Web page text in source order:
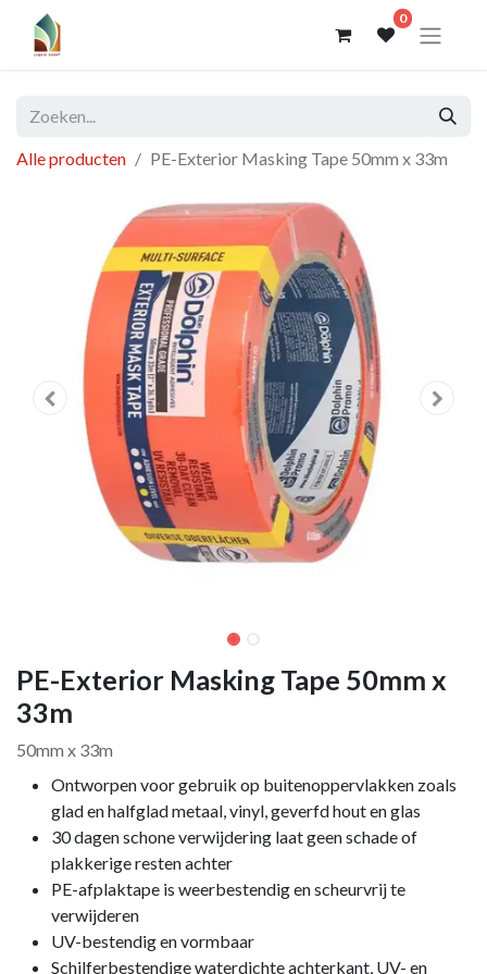
0
Alle producten PE-Exterior Masking Tape 50mm x 33m
PE-Exterior Masking Tape 50mm x
33m
50mm x 33m
Ontworpen voor gebruik op buitenoppervlakken zoals
glad en halfglad metaal, vinyl, geverfd hout en glas
30 dagen schone verwijdering laat geen schade of
plakkerige resten achter
PE-afplaktape is weerbestendig en scheurvrij te
verwijderen
UV-bestendig en vormbaar
Schilferbestendige waterdichte achterkant, UV- en